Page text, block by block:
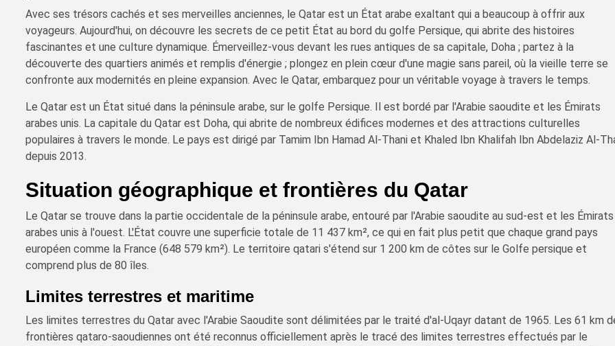
Avec ses trésors cachés et ses merveilles anciennes, le Qatar est un État arabe exaltant qui a beaucoup à offrir aux
voyageurs. Aujourd'hui, on découvre les secrets de ce petit État au bord du golfe Persique, qui abrite des histoires
fascinantes et une culture dynamique. Émerveillez-vous devant les rues antiques de sa capitale, Doha ; partez à la
découverte des quartiers animés et remplis d'énergie ; plongez en plein cœur d'une magie sans pareil, où la vieille terre se
confronte aux modernités en pleine expansion. Avec le Qatar, embarquez pour un véritable voyage à travers le temps.
Le Qatar est un État situé dans la péninsule arabe, sur le golfe Persique. Il est bordé par l'Arabie saoudite et les Émirats
arabes unis. La capitale du Qatar est Doha, qui abrite de nombreux édifices modernes et des attractions culturelles
populaires à travers le monde. Le pays est dirigé par Tamim Ibn Hamad Al-Thani et Khaled Ibn Khalifah Ibn Abdelaziz Al-
depuis 2013.
Situation géographique et frontières du Qatar
Le Qatar se trouve dans la partie occidentale de la péninsule arabe, entouré par l'Arabie saoudite au sud-est et les Émirats
arabes unis à l'ouest. L'État couvre une superficie totale de 11 437 km², ce qui en fait plus petit que chaque grand pays
européen comme la France (648 579 km²). Le territoire qatari s'étend sur 1 200 km de côtes sur le Golfe persique et
comprend plus de 80 îles.
Limites terrestres et maritime
Les limites terrestres du Qatar avec l'Arabie Saoudite sont délimitées par le traité d'al-Uqayr datant de 1965. Les 61 km
frontières qataro-saoudiennes ont été reconnus officiellement après le tracé des limites terrestres effectués par le